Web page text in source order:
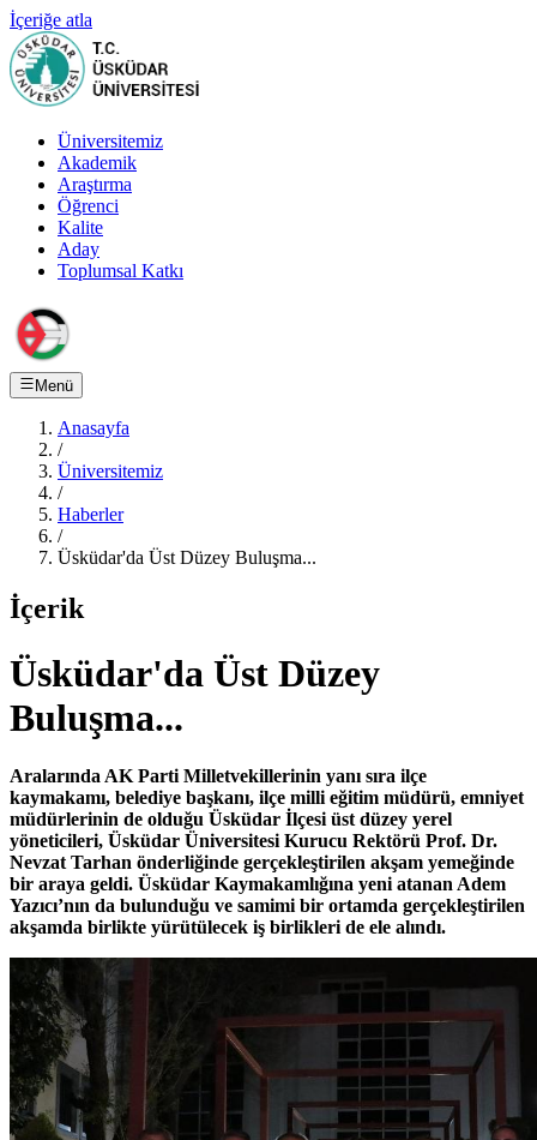
İçeriğe atla
Üniversitemiz
Akademik
Araştırma
Öğrenci
Kalite
Aday
Toplumsal Katkı
Menü
Anasayfa
/
Üniversitemiz
/
Haberler
/
Üsküdar'da Üst Düzey Buluşma...
İçerik
Üsküdar'da Üst Düzey
Buluşma...
Aralarında AK Parti Milletvekillerinin yanı sıra ilçe
kaymakamı, belediye başkanı, ilçe milli eğitim müdürü, emniyet
müdürlerinin de olduğu Üsküdar İlçesi üst düzey yerel
yöneticileri, Üsküdar Üniversitesi Kurucu Rektörü Prof. Dr.
Nevzat Tarhan önderliğinde gerçekleştirilen akşam yemeğinde
bir araya geldi. Üsküdar Kaymakamlığına yeni atanan Adem
Yazıcı’nın da bulunduğu ve samimi bir ortamda gerçekleştirilen
akşamda birlikte yürütülecek iş birlikleri de ele alındı.